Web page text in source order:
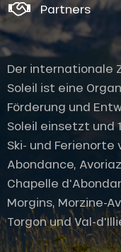
Partners
Der internationale
Soleil ist eine
Förderung und
Soleil einsetzt und
Ski- und Ferienorte
Abondance,
Chapelle
Morgins, Morzine-
Torgon und Val-